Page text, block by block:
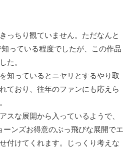
っちり観ていません。ただなんと
っている程度でしたが、この作品
た。
知っているとニヤリとするやり取
ており、往年のファンにも応えら
スな展開から入っているようで、
ーンズお得意のぶっ飛びな展開でエ
付けてくれます。じっくり考えな